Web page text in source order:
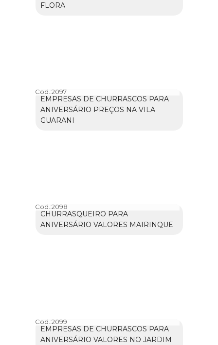
FLORA
Cod.:2097
EMPRESAS DE CHURRASCOS PARA
ANIVERSÁRIO PREÇOS NA VILA
GUARANI
Cod.:2098
CHURRASQUEIRO PARA
ANIVERSÁRIO VALORES MAIRINQUE
Cod.:2099
EMPRESAS DE CHURRASCOS PARA
ANIVERSÁRIO VALORES NO JARDIM